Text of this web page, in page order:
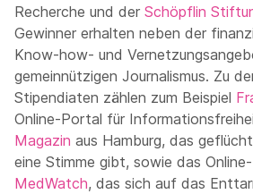
Recherche und der Schöpflin
Gewinner erhalten neben der
Know-how- und
gemeinnützigen Journalismus. Zu
Stipendiaten zählen zum Beispiel
Online-Portal für
Magazin aus Hamburg, das
eine Stimme gibt, sowie das
MedWatch, das sich auf das